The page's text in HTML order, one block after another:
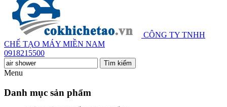
CÔNG TY TNHH
CHẾ TẠO MÁY MIỀN NAM
0918215500
Menu
Danh mục sản phẩm